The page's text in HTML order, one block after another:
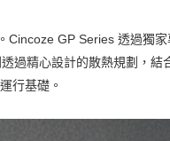
GP Series 透過獨
過精心設計的散熱規劃，結
行基礎。